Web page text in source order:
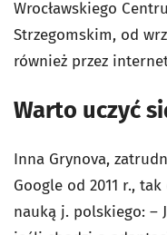
Wrocławskiego
Strzegomskim, od
również przez
Warto uczyć
Inna Grynova,
Google od 2011 r.,
nauką j. polskiego: –